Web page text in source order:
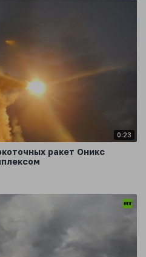
0:23
ракет Оникс